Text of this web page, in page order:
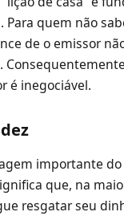
Para quem não
de o emissor
é inegociável.
importante do
que, na
resgatar seu